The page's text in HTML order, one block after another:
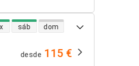
sáb dom
desde 115 €